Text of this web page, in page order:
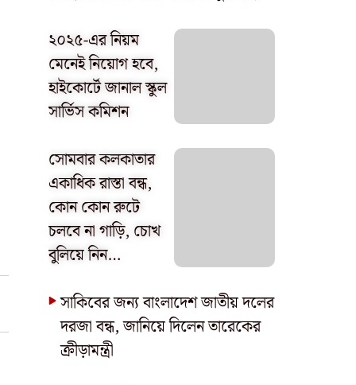
২০২৫-এর নিয়ম
মেনেই নিয়োগ হবে,
হাইকোর্টে জানাল স্কুল
সার্ভিস কমিশন
সোমবার কলকাতার
একাধিক রাস্তা বন্ধ,
কোন কোন রুটে
চলবে না গাড়ি, চোখ
বুলিয়ে নিন…
সাকিবের জন্য বাংলাদেশ জাতীয় দলের
দরজা বন্ধ, জানিয়ে দিলেন তারেকের
ক্রীড়ামন্ত্রী